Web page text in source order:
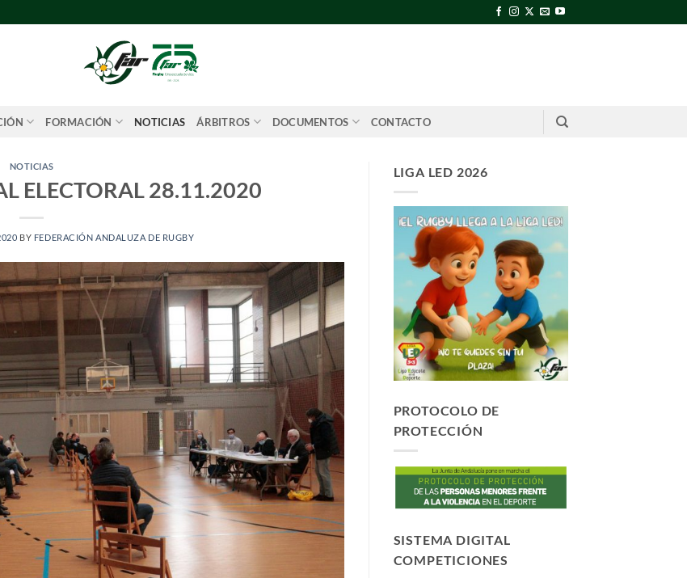
FORMACIÓN NOTICIAS ÁRBITROS DOCUMENTOS CONTACTO
NOTICIAS
ELECTORAL 28.11.2020
BY FEDERACIÓN ANDALUZA DE RUGBY
LIGA LED 2026
PROTOCOLO DE
PROTECCIÓN
SISTEMA DIGITAL
COMPETICIONES